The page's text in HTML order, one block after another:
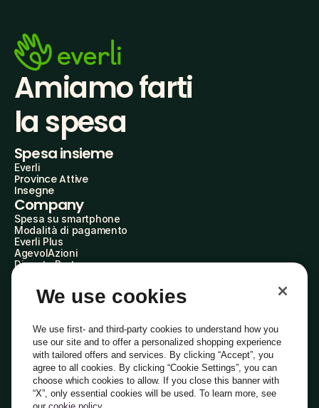
Amiamo farti
la spesa
Spesa insieme
Everli
Province Attive
Insegne
Company
Spesa su smartphone
Modalità di pagamento
Everli Plus
AgevolAzioni
Diventa Partner
Everli Shoppers
About Us
Everli News
Domande frequenti
Lavora con noi
Diventa Shopper
Investitori
PrivacyCookiePreferenze Cookie
Termini e CondizioniCodice Etico
We use cookies
We use first- and third-party cookies to understand how you
use our site and to offer a personalized shopping experience
with tailored offers and services. By clicking “Accept”, you
agree to all cookies. By clicking “Cookie Settings”, you can
choose which cookies to allow. If you close this banner with
“X”, only essential cookies will be used. To learn more, see